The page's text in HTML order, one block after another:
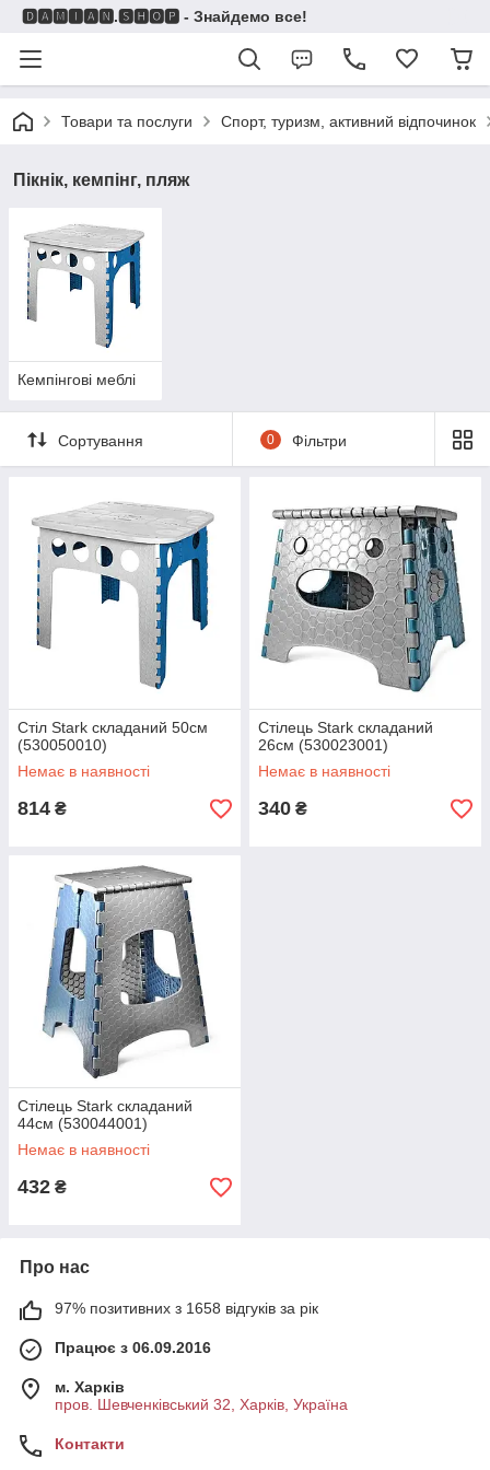
🅳🅰🅼🅸🅰🅽.🆂🅷🅾🅿 - Знайдемо все!
Товари та послуги Спорт, туризм, активний відпочинок
Пікнік, кемпінг, пляж
Кемпінгові меблі
Сортування 0 Фільтри
Стіл Stark складаний 50см
(530050010)
Немає в наявності
814 ₴
Стілець Stark складаний
26см (530023001)
Немає в наявності
340 ₴
Стілець Stark складаний
44см (530044001)
Немає в наявності
432 ₴
Про нас
97% позитивних з 1658 відгуків за рік
Працює з 06.09.2016
м. Харків
пров. Шевченківський 32, Харків, Україна
Контакти